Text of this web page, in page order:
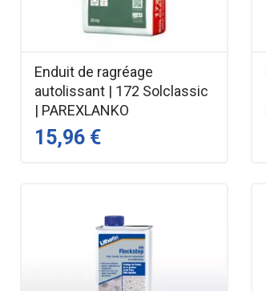
Enduit de ragréage
autolissant | 172 Solclassic
| PAREXLANKO
15,96 €